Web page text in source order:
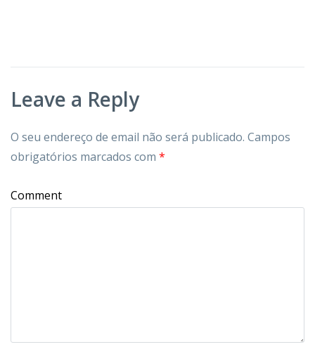
Leave a Reply
O seu endereço de email não será publicado. Campos
obrigatórios marcados com *
Comment